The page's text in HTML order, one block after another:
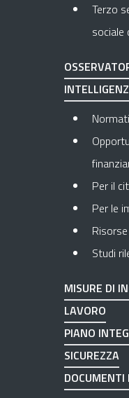
Terzo
sociale
Per il
Per le
Studi
MISURE DI
LAVORO
PIANO
SICUREZZA
DOCUMENTI